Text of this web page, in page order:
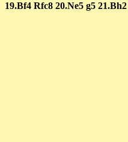
19.Bf4 Rfc8 20.Ne5 g5